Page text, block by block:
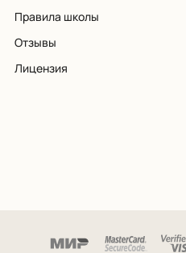
Правила школы
Отзывы
Лицензия